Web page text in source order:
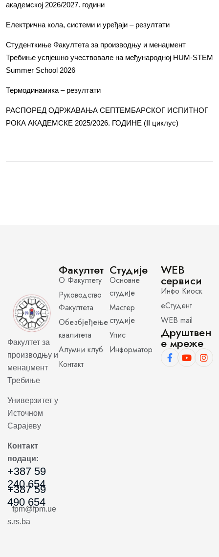
академској 2026/2027. години
Електрична кола, системи и уређаји – резултати
Студенткиње Факултета за производњу и менаџмент
Требиње успјешно учествовале на међународној HUM-STEM
Summer School 2026
Термодинамика – резултати
РАСПОРЕД ОДРЖАВАЊА СЕПТЕМБАРСКОГ ИСПИТНОГ
РОКА АКАДЕМСКЕ 2025/2026. ГОДИНЕ (II циклус)
Факултет за
производњу и
менаџмент
Требиње
Универзитет у
Источном
Сарајеву
Контакт
подаци:
+387 59
240 654
+387 59
490 654
fpm@fpm.ue
s.rs.ba
Факултет
О Факултету
Руководство
Факултета
Обезбјеђење
квалитета
Алумни клуб
Контакт
Студије
Основне
студије
Мастер
студије
Упис
Информатор
WEB
сервиси
Инфо Киоск
еСтудент
WEB mail
Друштвен
е мреже